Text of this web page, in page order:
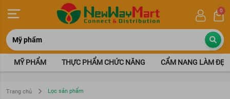
0
MỸ PHẨM THỰC PHẨM CHỨC NĂNG CẨM NANG LÀM ĐẸP
Trang chủ Lọc sản phẩm